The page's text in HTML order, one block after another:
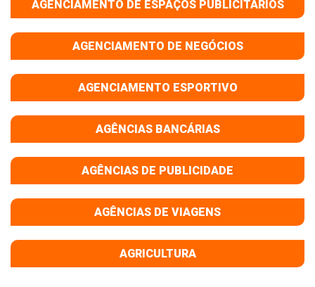
AGENCIAMENTO DE ESPAÇOS PUBLICITÁRIOS
AGENCIAMENTO DE NEGÓCIOS
AGENCIAMENTO ESPORTIVO
AGÊNCIAS BANCÁRIAS
AGÊNCIAS DE PUBLICIDADE
AGÊNCIAS DE VIAGENS
AGRICULTURA